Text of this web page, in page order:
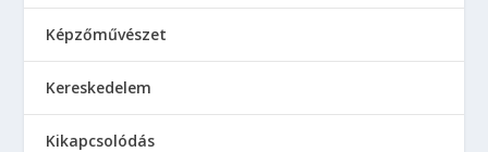
Képzőművészet
Kereskedelem
Kikapcsolódás